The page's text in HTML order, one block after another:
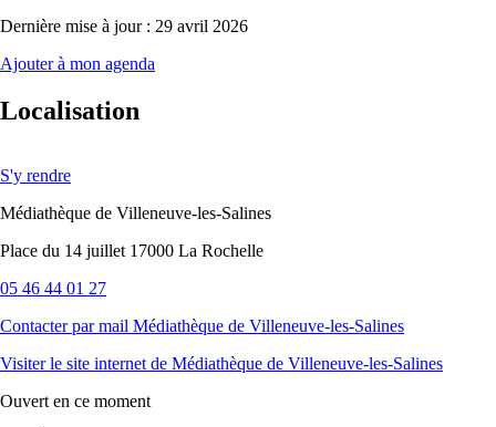
Dernière mise à jour : 29 avril 2026
Ajouter à mon agenda
Localisation
S'y rendre
Médiathèque de Villeneuve-les-Salines
Place du 14 juillet 17000 La Rochelle
05 46 44 01 27
Contacter par mail Médiathèque de Villeneuve-les-Salines
Visiter le site internet de Médiathèque de Villeneuve-les-Salines
Ouvert en ce moment